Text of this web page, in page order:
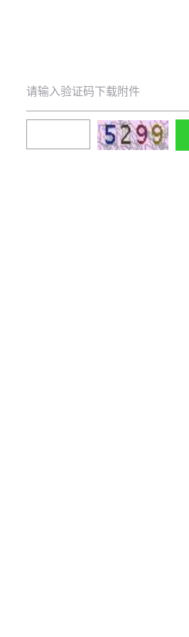
请输入验证码下载附件